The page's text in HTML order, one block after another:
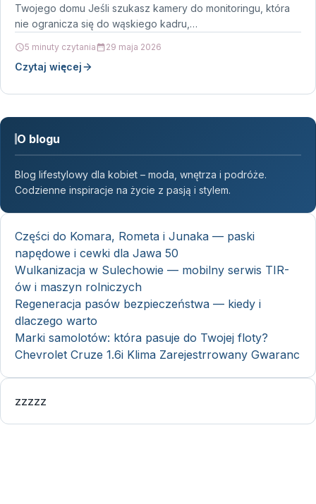
Twojego domu Jeśli szukasz kamery do monitoringu, która
nie ogranicza się do wąskiego kadru,…
5 minuty czytania 29 maja 2026
Czytaj więcej
O blogu
Blog lifestylowy dla kobiet – moda, wnętrza i podróże.
Codzienne inspiracje na życie z pasją i stylem.
Części do Komara, Rometa i Junaka — paski
napędowe i cewki dla Jawa 50
Wulkanizacja w Sulechowie — mobilny serwis TIR-
ów i maszyn rolniczych
Regeneracja pasów bezpieczeństwa — kiedy i
dlaczego warto
Marki samolotów: która pasuje do Twojej floty?
Chevrolet Cruze 1.6i Klima Zarejestrrowany Gwaranc
zzzzz